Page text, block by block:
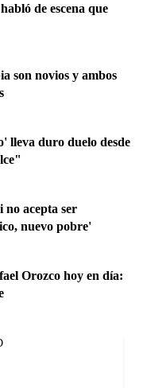
de escena que
son novios y ambos
lleva duro duelo desde
no acepta ser
nuevo pobre'
Orozco hoy en día: